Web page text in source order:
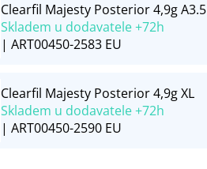
Clearfil Majesty Posterior 4,9g A3.5
Skladem u dodavatele +72h
| ART00450-2583 EU
Clearfil Majesty Posterior 4,9g XL
Skladem u dodavatele +72h
| ART00450-2590 EU